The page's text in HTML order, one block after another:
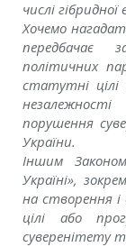
числі гібридної
Хочемо
передбачає
політичних
статутні цілі
порушення
України.
Іншим
Україні»,
на створення і
цілі або
суверенітету